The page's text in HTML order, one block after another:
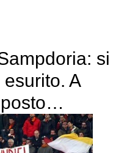
si
A
posto…